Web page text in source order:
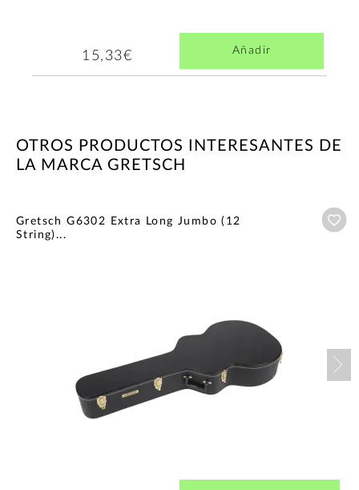
15,33€ Añadir
OTROS PRODUCTOS INTERESANTES DE
LA MARCA GRETSCH
Gretsch G6302 Extra Long Jumbo (12
String)...